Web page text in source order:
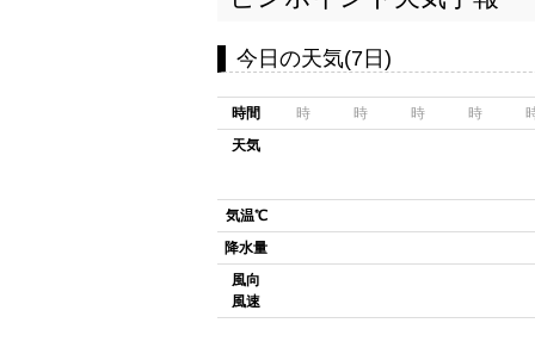
今日の天気(7日)
時間
天気
気温℃
降水量
風向
風速
時 時 時 時